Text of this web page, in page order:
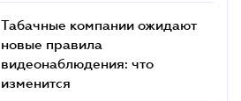
Табачные компании ожидают
новые правила
видеонаблюдения: что
изменится